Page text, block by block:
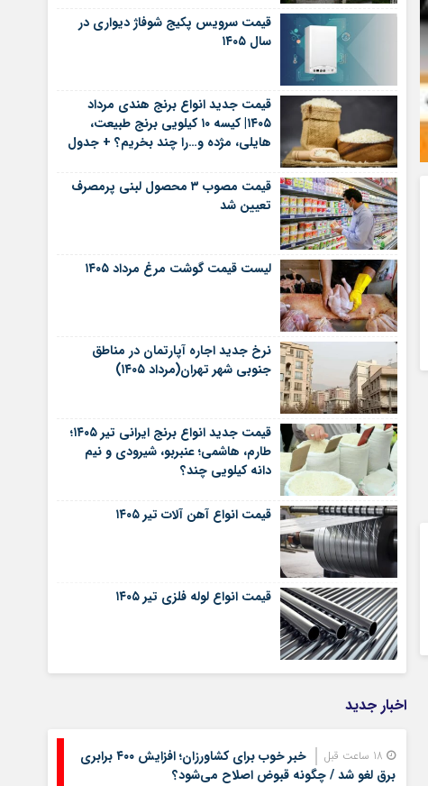
قیمت سرویس پکیج شوفاژ دیواری در
سال ۱۴۰۵
قیمت جدید انواع برنج هندی مرداد
۱۴۰۵| کیسه ۱۰ کیلویی برنج طبیعت،
هایلی، مژده و…را چند بخریم؟ + جدول
قیمت مصوب ۳ محصول لبنی پرمصرف
تعیین شد
لیست قیمت گوشت مرغ مرداد ۱۴۰۵
نرخ جدید اجاره آپارتمان در مناطق
جنوبی شهر تهران(مرداد ۱۴۰۵)
قیمت جدید انواع برنج ایرانی تیر ۱۴۰۵؛
طارم، هاشمی؛ عنبربو، شیرودی و نیم
دانه کیلویی چند؟
قیمت انواع آهن آلات تیر ۱۴۰۵
قیمت انواع لوله فلزی تیر ۱۴۰۵
اخبار جدید
خبر خوب برای کشاورزان؛ افزایش ۴۰۰ برابری
برق لغو شد / چگونه قبوض اصلاح می‌شود؟